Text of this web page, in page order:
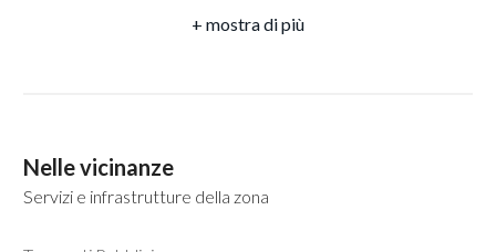
Totale mq : 60 mq
Camere : 1
Bagni : 1
Nelle vicinanze
Servizi e infrastrutture della zona
2